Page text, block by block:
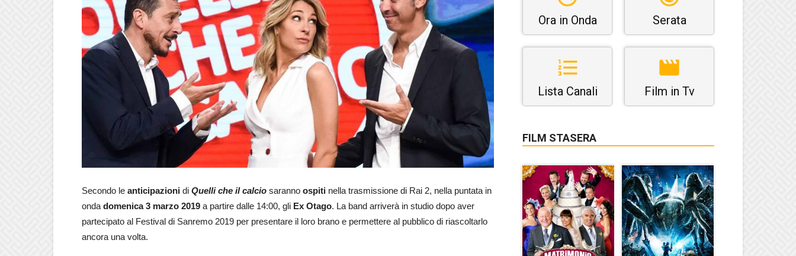
Secondo le anticipazioni di Quelli che il calcio saranno ospiti nella trasmissione di Rai 2, nella puntata in
onda domenica 3 marzo 2019 a partire dalle 14:00, gli Ex Otago. La band arriverà in studio dopo aver
partecipato al Festival di Sanremo 2019 per presentare il loro brano e permettere al pubblico di riascoltarlo
ancora una volta.
Ora in Onda Serata
Lista Canali Film in Tv
FILM STASERA